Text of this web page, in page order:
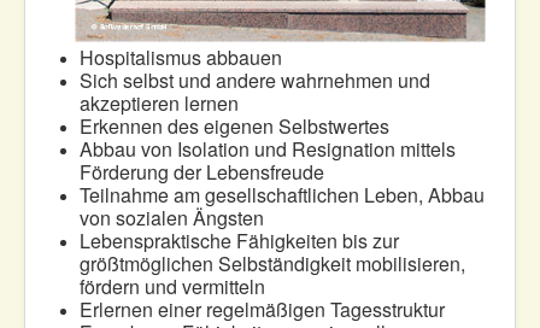
Hospitalismus abbauen
Sich selbst und andere wahrnehmen und
akzeptieren lernen
Erkennen des eigenen Selbstwertes
Abbau von Isolation und Resignation mittels
Förderung der Lebensfreude
Teilnahme am gesellschaftlichen Leben, Abbau
von sozialen Ängsten
Lebenspraktische Fähigkeiten bis zur
größtmöglichen Selbständigkeit mobilisieren,
fördern und vermitteln
Erlernen einer regelmäßigen Tagesstruktur